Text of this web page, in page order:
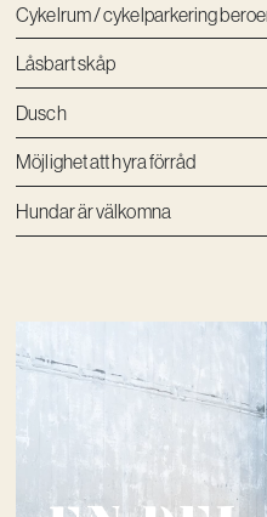
Cykelrum / cykelparkering
Låsbart skåp
Dusch
Möjlighet att hyra förråd
Hundar är välkomna